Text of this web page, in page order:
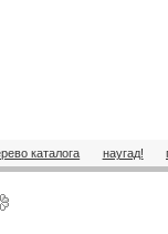
каталога наугад!